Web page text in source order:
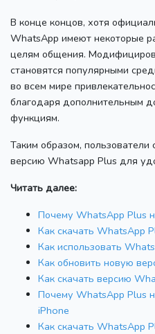
В конце концов, хотя
WhatsApp имеют некоторые
целям общения.
становятся популярными
во всем мире
благодаря дополнительным
функциям.
Таким образом, пользователи
версию Whatsapp Plus для
Читать далее:
Почему WhatsApp Plus
Как скачать WhatsApp
Как использовать
Как обновить новую
Как скачать версию
Почему WhatsApp Plus
iPhone
Как скачать WhatsApp